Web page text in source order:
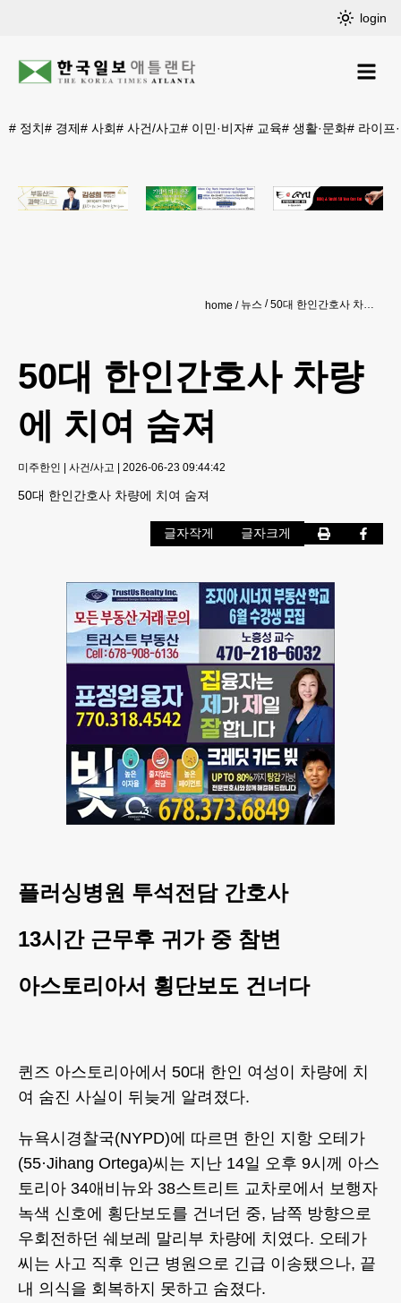
login
# 정치# 경제# 사회# 사건/사고# 이민·비자# 교육# 생활·문화# 라이프
home 뉴스 50대 한인간호사 차량에 치여 숨져
50대 한인간호사 차량
에 치여 숨져
미주한인 | 사건/사고 | 2026-06-23 09:44:42
50대 한인간호사 차량에 치여 숨져
글자작게 글자크게
플러싱병원 투석전담 간호사
13시간 근무후 귀가 중 참변
아스토리아서 횡단보도 건너다
퀸즈 아스토리아에서 50대 한인 여성이 차량에 치
여 숨진 사실이 뒤늦게 알려졌다.
뉴욕시경찰국(NYPD)에 따르면 한인 지항 오테가
(55·Jihang Ortega)씨는 지난 14일 오후 9시께 아스
토리아 34애비뉴와 38스트리트 교차로에서 보행자
녹색 신호에 횡단보도를 건너던 중, 남쪽 방향으로
우회전하던 쉐보레 말리부 차량에 치였다. 오테가
씨는 사고 직후 인근 병원으로 긴급 이송됐으나, 끝
내 의식을 회복하지 못하고 숨졌다.